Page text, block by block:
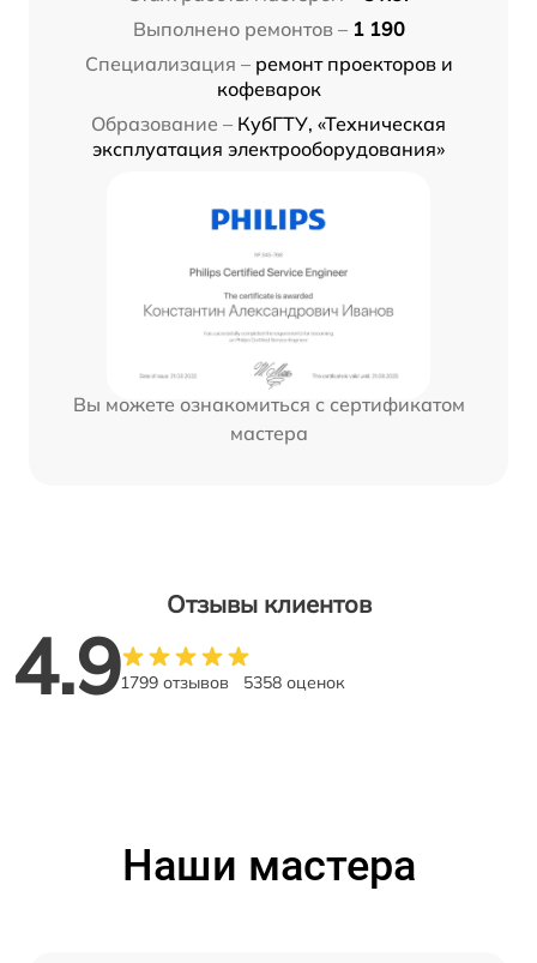
Выполнено ремонтов – 1 190
Специализация – ремонт проекторов и
кофеварок
Образование – КубГТУ, «Техническая
эксплуатация электрооборудования»
Вы можете ознакомиться с сертификатом
мастера
Отзывы клиентов
4.91799 отзывов 5358 оценок
Наши мастера